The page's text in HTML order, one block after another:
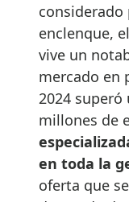
considerado
enclenque,
vive un
mercado en
2024 superó
millones de
en toda la
oferta que